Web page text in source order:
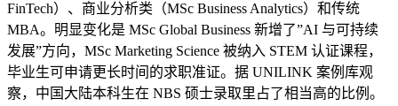
FinTech）、商业分析类（MSc Business Analytics）和传统
MBA。明显变化是 MSc Global Business 新增了”AI 与可持续
发展”方向，MSc Marketing Science 被纳入 STEM 认证课程，
毕业生可申请更长时间的求职准证。据 UNILINK 案例库观
察，中国大陆本科生在 NBS 硕士录取里占了相当高的比例。